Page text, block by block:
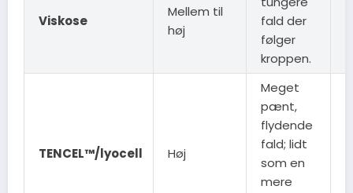
Viskose
Mellem til
høj
fald der
følger
kroppen.
TENCEL™/lyocell Høj
Meget
pænt,
flydende
fald; lidt
som en
mere